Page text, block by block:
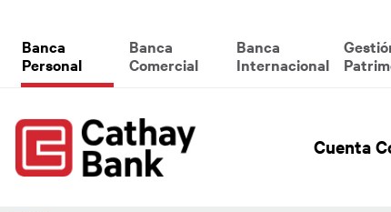
Global Header Hierarchy
Banca
Personal
Banca
Comercial
Banca
Internacional
Cuenta